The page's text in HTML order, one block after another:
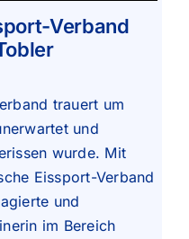
Verband
trauert um
und
wurde. Mit
Eissport-Verband
und
im Bereich